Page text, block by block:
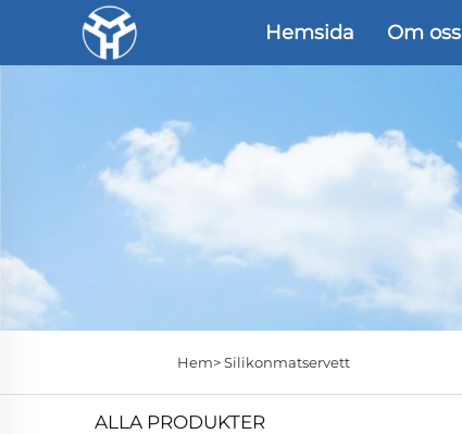
Hemsida Om oss
Hem>Silikonmatservett
ALLA PRODUKTER